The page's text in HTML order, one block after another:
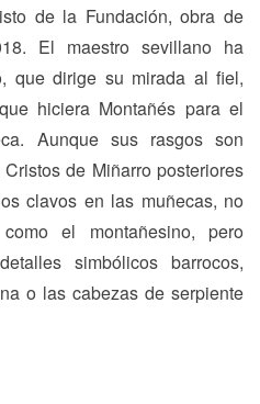
de la Fundación, obra de
El maestro sevillano ha
que dirige su mirada al fiel,
hiciera Montañés para el
Aunque sus rasgos son
de Miñarro posteriores
clavos en las muñecas, no
el montañesino, pero
simbólicos barrocos,
o las cabezas de serpiente